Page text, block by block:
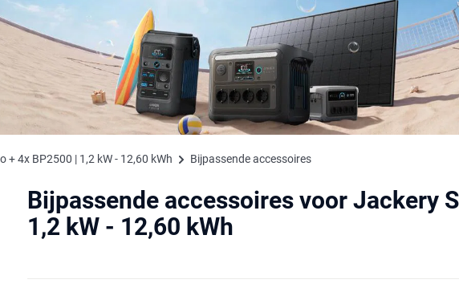
+ 4x BP2500 | 1,2 kW - 12,60 kWh Bijpassende accessoires
Bijpassende accessoires voor Jackery
1,2 kW - 12,60 kWh